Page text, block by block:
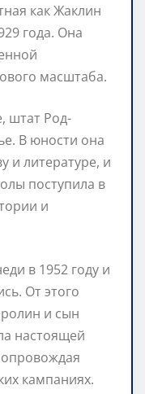
как Жаклин
года. Она
масштаба.
штат Род-
В юности она
и литературе, и
поступила в
и
в 1952 году и
От этого
и сын
настоящей
кампаниях.